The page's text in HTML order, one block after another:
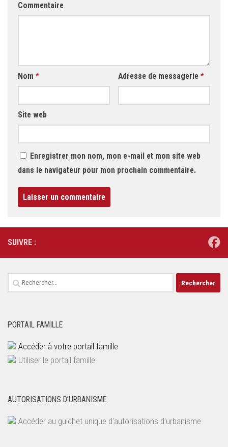
Commentaire
Nom * Adresse de messagerie *
Site web
Enregistrer mon nom, mon e-mail et mon site web
dans le navigateur pour mon prochain commentaire.
SUIVRE :
Rechercher :
PORTAIL FAMILLE
Accéder à votre portail famille
Utiliser le portail famille
AUTORISATIONS D’URBANISME
Accéder au guichet unique d'autorisations d'urbanisme